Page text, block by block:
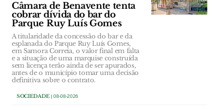
Câmara de Benavente tenta
cobrar dívida do bar do
Parque Ruy Luís Gomes
A titularidade da concessão do bar e da
esplanada do Parque Ruy Luís Gomes,
em Samora Correia, o valor final em falta
e a situação de uma marquise construída
sem licença terão ainda de ser apurados,
antes de o município tomar uma decisão
definitiva sobre o contrato.
SOCIEDADE| 08-08-2026